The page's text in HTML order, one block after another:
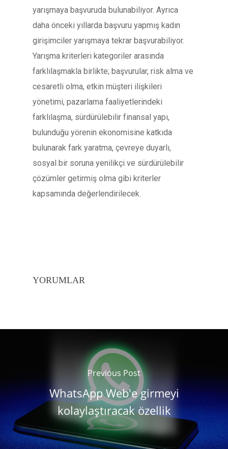
yarışmaya başvuruda bulunabiliyor. Ayrıca
daha önceki yıllarda başvuru yapmış kadın
girişimciler yarışmaya tekrar başvurabiliyor.
Yarışma kriterleri kategoriler arasında
farklılaşmakla birlikte; başvurular, risk alma ve
cesaretli olma, etkin müşteri ilişkileri
yönetimi, pazarlama faaliyetlerindeki
farklılaşma, sürdürülebilir finansal yapı,
bulunduğu yörenin ekonomisine katkıda
bulunarak fark yaratma, çevreye duyarlı,
sosyal bir soruna yenilikçi ve sürdürülebilir
çözümler getirmiş olma gibi kriterler
kapsamında değerlendirilecek.
YORUMLAR
Previous Post
WhatsApp Web'e girmeyi
kolaylaştıracak özellik